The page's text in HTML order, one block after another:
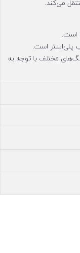
می‌کند.
است.
پلی‌استر است.
مختلف با توجه به